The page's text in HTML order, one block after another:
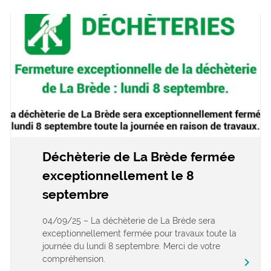
Déchèterie de La Brède fermée
exceptionnellement le 8
septembre
04/09/25 – La déchèterie de La Brède sera
exceptionnellement fermée pour travaux toute la
journée du lundi 8 septembre. Merci de votre
compréhension.
keyboard_arrow_right